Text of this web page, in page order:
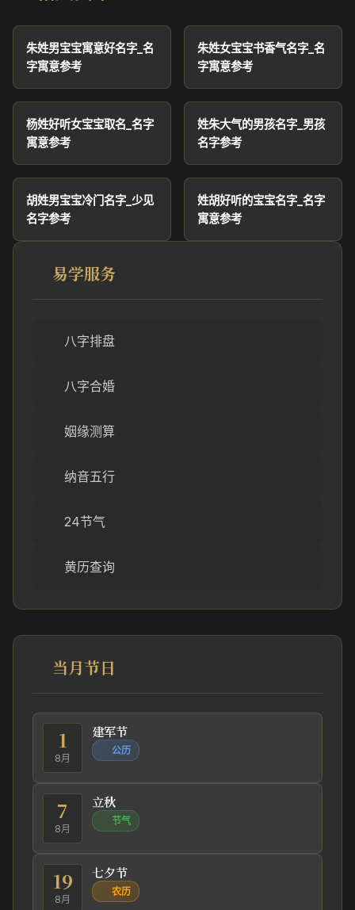
朱姓男宝宝寓意好名字_名
字寓意参考
朱姓女宝宝书香气名字_名
字寓意参考
杨姓好听女宝宝取名_名字
寓意参考
姓朱大气的男孩名字_男孩
名字参考
胡姓男宝宝冷门名字_少见
名字参考
姓胡好听的宝宝名字_名字
寓意参考
易学服务
八字排盘
八字合婚
姻缘测算
纳音五行
24节气
黄历查询
当月节日
1
8月
建军节
公历
7
8月
立秋
节气
19
8月
七夕节
农历